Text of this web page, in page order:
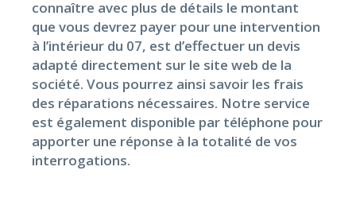
connaître avec plus de détails le montant
que vous devrez payer pour une intervention
à l’intérieur du 07, est d’effectuer un devis
adapté directement sur le site web de la
société. Vous pourrez ainsi savoir les frais
des réparations nécessaires. Notre service
est également disponible par téléphone pour
apporter une réponse à la totalité de vos
interrogations.